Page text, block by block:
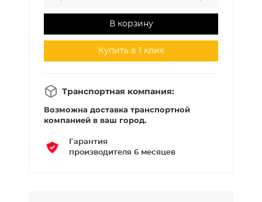
В корзину
Купить в 1 клик
Транспортная компания:
Возможна доставка транспортной
компанией в ваш город.
Гарантия
производителя 6 месяцев